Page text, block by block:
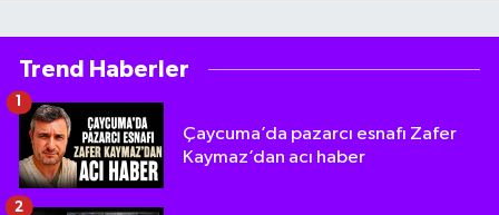
Trend Haberler
Çaycuma’da pazarcı esnafı Zafer
Kaymaz’dan acı haber
2